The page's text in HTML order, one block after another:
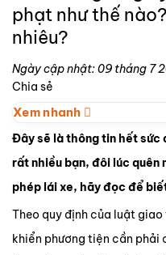
phạt như thế
nhiêu?
Ngày cập nhật: 09 tháng 7
Chia sẻ
Xem nhanh
Đây sẽ là thông tin hết
rất nhiều bạn, đôi lúc
phép lái xe, hãy đọc để
Theo quy định của luật
khiển phương tiện cần phải